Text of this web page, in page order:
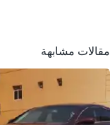
مقالات مشابهة